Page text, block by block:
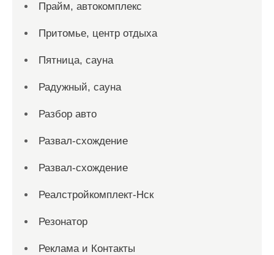
Прайм, автокомплекс
Притомье, центр отдыха
Пятница, сауна
Радужный, сауна
Разбор авто
Развал-схождение
Развал-схождение
Реалстройкомплект-Нск
Резонатор
Реклама и Контакты